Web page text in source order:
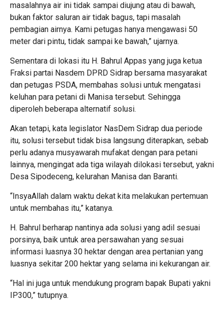
masalahnya air ini tidak sampai diujung atau di bawah,
bukan faktor saluran air tidak bagus, tapi masalah
pembagian airnya. Kami petugas hanya mengawasi 50
meter dari pintu, tidak sampai ke bawah,” ujarnya.
Sementara di lokasi itu H. Bahrul Appas yang juga ketua
Fraksi partai Nasdem DPRD Sidrap bersama masyarakat
dan petugas PSDA, membahas solusi untuk mengatasi
keluhan para petani di Manisa tersebut. Sehingga
diperoleh beberapa alternatif solusi.
Akan tetapi, kata legislator NasDem Sidrap dua periode
itu, solusi tersebut tidak bisa langsung diterapkan, sebab
perlu adanya musyawarah mufakat dengan para petani
lainnya, mengingat ada tiga wilayah dilokasi tersebut, yakni
Desa Sipodeceng, kelurahan Manisa dan Baranti.
“InsyaAllah dalam waktu dekat kita melakukan pertemuan
untuk membahas itu,” katanya.
H. Bahrul berharap nantinya ada solusi yang adil sesuai
porsinya, baik untuk area persawahan yang sesuai
informasi luasnya 30 hektar dengan area pertanian yang
luasnya sekitar 200 hektar yang selama ini kekurangan air.
“Hal ini juga untuk mendukung program bapak Bupati yakni
IP300,” tutupnya.